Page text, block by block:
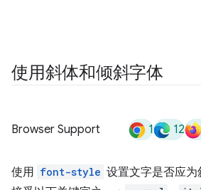
使用斜体和倾斜字体
Browser Support 1 12
使用 font-style 设置文字是否应为